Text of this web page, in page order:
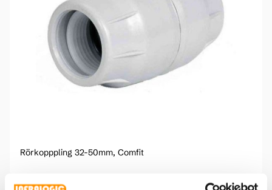
Rörkopppling 32-50mm, Comfit